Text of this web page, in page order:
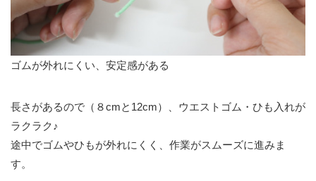
ゴムが外れにくい、安定感がある
長さがあるので（８cmと12cm）、ウエストゴム・ひも入れが
ラクラク♪
途中でゴムやひもが外れにくく、作業がスムーズに進みま
す。